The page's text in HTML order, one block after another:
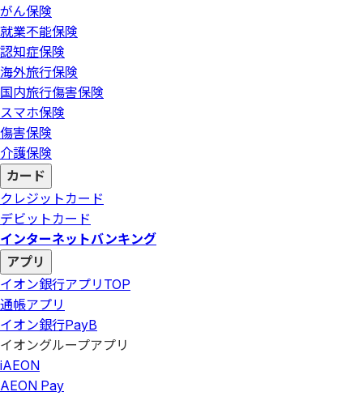
がん保険
就業不能保険
認知症保険
海外旅行保険
国内旅行傷害保険
スマホ保険
傷害保険
介護保険
カード
クレジットカード
デビットカード
インターネットバンキング
アプリ
イオン銀行アプリ TOP
通帳アプリ
イオン銀行PayB
イオングループアプリ
iAEON
AEON Pay